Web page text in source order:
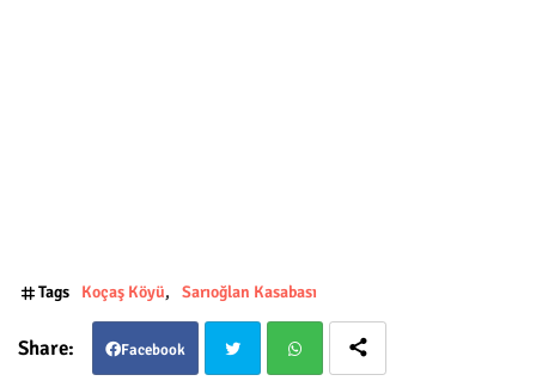
Tags Koçaş Köyü Sarıoğlan Kasabası
Facebook